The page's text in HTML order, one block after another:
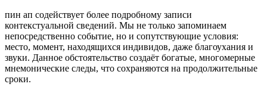
пин ап содействует более подробному записи
контекстуальной сведений. Мы не только запоминаем
непосредственно событие, но и сопутствующие условия:
место, момент, находящихся индивидов, даже благоухания и
звуки. Данное обстоятельство создаёт богатые, многомерные
мнемонические следы, что сохраняются на продолжительные
сроки.